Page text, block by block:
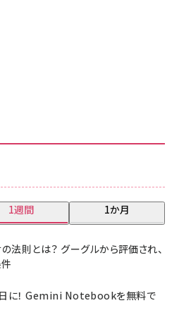
1週間 1か月
法則とは？ グーグルから評価され、
に！ Gemini Notebookを無料で